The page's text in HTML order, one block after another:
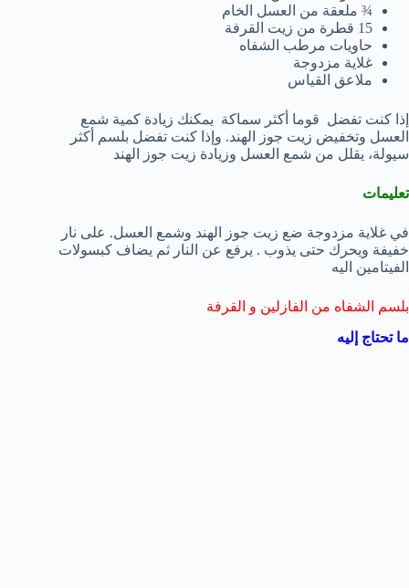
¾ ملعقة من العسل الخام
15 قطرة من زيت القرفة
حاويات مرطب الشفاه
غلاية مزدوجة
ملاعق القياس
إذا كنت تفضل قوما أكثر سماكة يمكنك زيادة كمية شمع
العسل وتخفيض زيت جوز الهند. وإذا كنت تفضل بلسم أكثر
سيولة، يقلل من شمع العسل وزيادة زيت جوز الهند
تعليمات
في غلاية مزدوجة ضع زيت جوز الهند وشمع العسل. على نار
خفيفة ويحرك حتى يذوب . يرفع عن النار ثم يضاف كبسولات
الفيتامين اليه
بلسم الشفاه من الفازلين و القرفة
ما تحتاج إليه